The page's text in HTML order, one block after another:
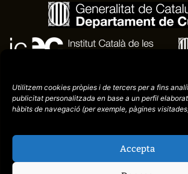
Utilitzem cookies pròpies i de tercers per a fins
publicitatpersonalitzada en base a un perfil
hàbits de navegació (perexemple, pàgines
Accepta
legal
Privacitat